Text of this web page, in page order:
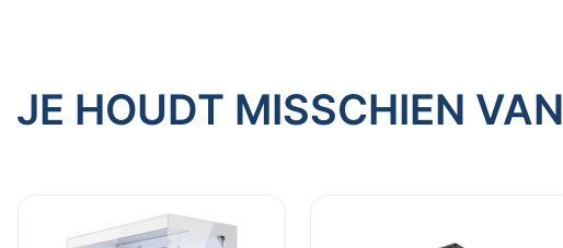
JE HOUDT MISSCHIEN VAN